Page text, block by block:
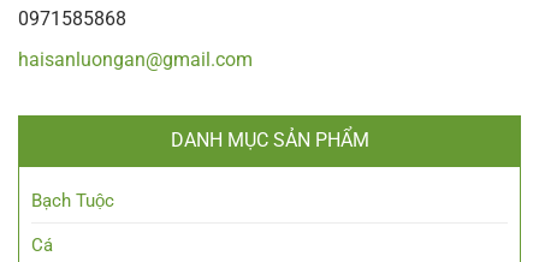
0971585868
haisanluongan@gmail.com
DANH MỤC SẢN PHẨM
Bạch Tuộc
Cá